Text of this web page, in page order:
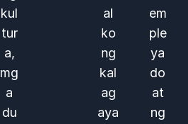
kul
tur
a,
mg
a
du
al
ko
ng
kal
ag
aya
em
ple
ya
do
at
ng